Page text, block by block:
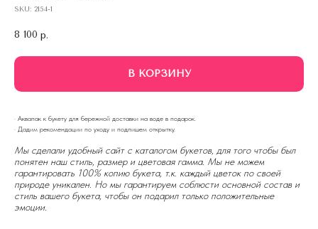
SKU: 2154-1
8 100 р.
В КОРЗИНУ
· Аквапак к букету для бережной доставки на воде в подарок.
· Дадим рекомендации по уходу и подпишем открытку.
Мы сделали удобный сайт с каталогом букетов, для того чтобы был
понятен наш стиль, размер и цветовая гамма. Мы не можем
гарантировать 100% копию букета, т.к. каждый цветок по своей
природе уникален. Но мы гарантируем соблюсти основной состав и
стиль вашего букета, чтобы он подарил только положительные
эмоции.